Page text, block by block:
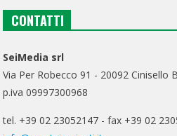
CONTATTI
SeiMedia srl
Via Per Robecco 91 - 20092 Cinisello
p.iva 09997300968
tel. +39 02 23052147 - fax +39 02